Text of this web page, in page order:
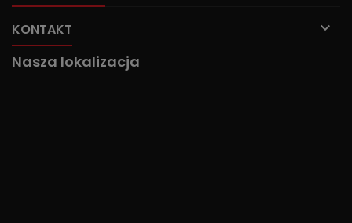
KONTAKT 
Nasza lokalizacja